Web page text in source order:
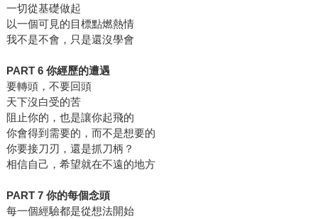
一切從基礎做起
以一個可見的目標點燃熱情
我不是不會，只是還沒學會
PART 6 你經歷的遭遇
要轉頭，不要回頭
天下沒白受的苦
阻止你的，也是讓你起飛的
你會得到需要的，而不是想要的
你要接刀刃，還是抓刀柄？
相信自己，希望就在不遠的地方
PART 7 你的每個念頭
每一個經驗都是從想法開始